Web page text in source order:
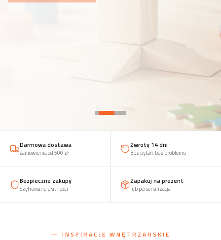
Darmowa dostawa
Zamówienia od 500 zł
Zwroty 14 dni
Bez pytań, bez problemu
Bezpieczne zakupy
Szyfrowane płatności
Zapakuj na prezent
lub personalizacja
— INSPIRACJE WNĘTRZARSKIE